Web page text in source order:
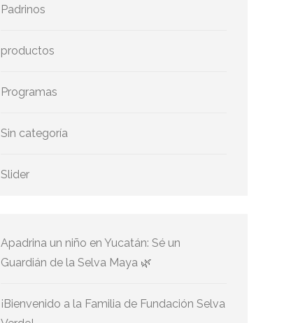
Padrinos
productos
Programas
Sin categoría
Slider
Apadrina un niño en Yucatán: Sé un
Guardián de la Selva Maya 🌿
¡Bienvenido a la Familia de Fundación Selva